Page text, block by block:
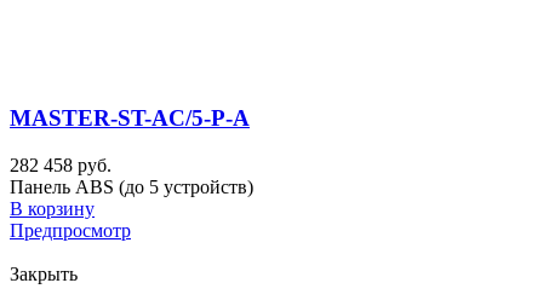
MASTER-ST-AC/5-P-A
282 458 руб.
Панель ABS (до 5 устройств)
В корзину
Предпросмотр
Закрыть